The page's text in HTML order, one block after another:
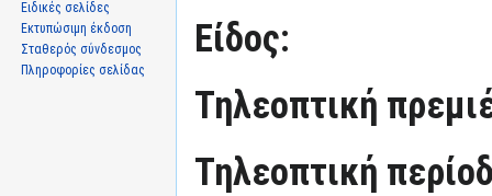
Είδος:
Τηλεοπτική
Τηλεοπτική
Ειδικές σελίδες
Εκτυπώσιμη έκδοση
Σταθερός σύνδεσμος
Πληροφορίες σελίδας